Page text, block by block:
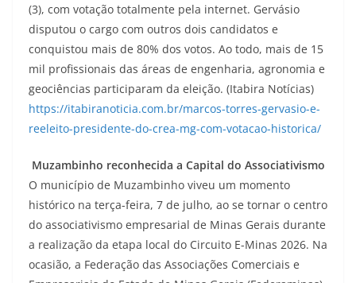
(3), com votação totalmente pela internet. Gervásio
disputou o cargo com outros dois candidatos e
conquistou mais de 80% dos votos. Ao todo, mais de 15
mil profissionais das áreas de engenharia, agronomia e
geociências participaram da eleição. (Itabira Notícias)
https://itabiranoticia.com.br/marcos-torres-gervasio-e-
reeleito-presidente-do-crea-mg-com-votacao-historica/
Muzambinho reconhecida a Capital do Associativismo
O município de Muzambinho viveu um momento
histórico na terça-feira, 7 de julho, ao se tornar o centro
do associativismo empresarial de Minas Gerais durante
a realização da etapa local do Circuito E-Minas 2026. Na
ocasião, a Federação das Associações Comerciais e